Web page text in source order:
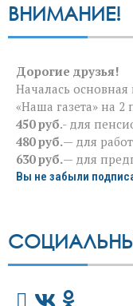
ВНИМАНИЕ!
Дорогие друзья!
Началась
«Наша газета» на 2
450 руб.- для
480 руб.— для
630 руб.— для
Вы не забыли